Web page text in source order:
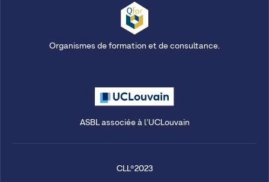
Organismes de formation et de consultance.
ASBL associée à l'UCLouvain
CLL®2023